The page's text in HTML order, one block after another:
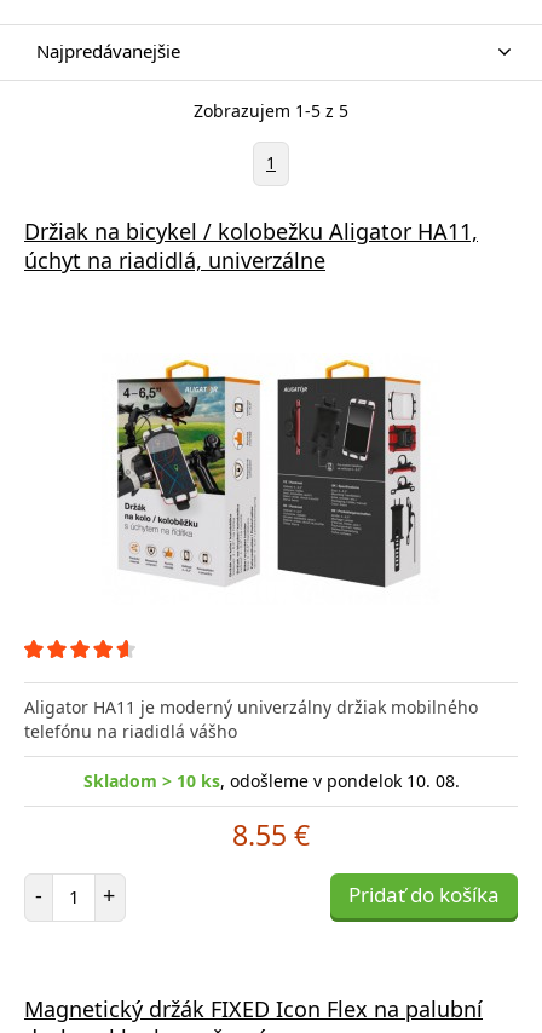
Najpredávanejšie
Zobrazujem 1-5 z 5
1
Držiak na bicykel / kolobežku Aligator HA11,
úchyt na riadidlá, univerzálne
Aligator HA11 je moderný univerzálny držiak mobilného
telefónu na riadidlá vášho
Skladom > 10 ks, odošleme v pondelok 10. 08.
8.55 €
- Počet položiek
+ Pridať do košíka
Magnetický držák FIXED Icon Flex na palubní